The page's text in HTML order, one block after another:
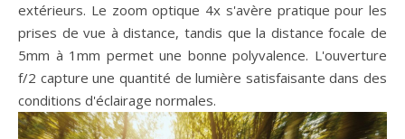
extérieurs. Le zoom optique 4x s'avère pratique pour les
prises de vue à distance, tandis que la distance focale de
5mm à 1mm permet une bonne polyvalence. L'ouverture
f/2 capture une quantité de lumière satisfaisante dans des
conditions d'éclairage normales.